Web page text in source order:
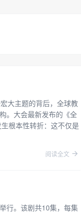
大主题的背后，全球教
。大会最新发布的《全
根本性转折：这不仅是
阅读全文
行。该剧共10集，每集